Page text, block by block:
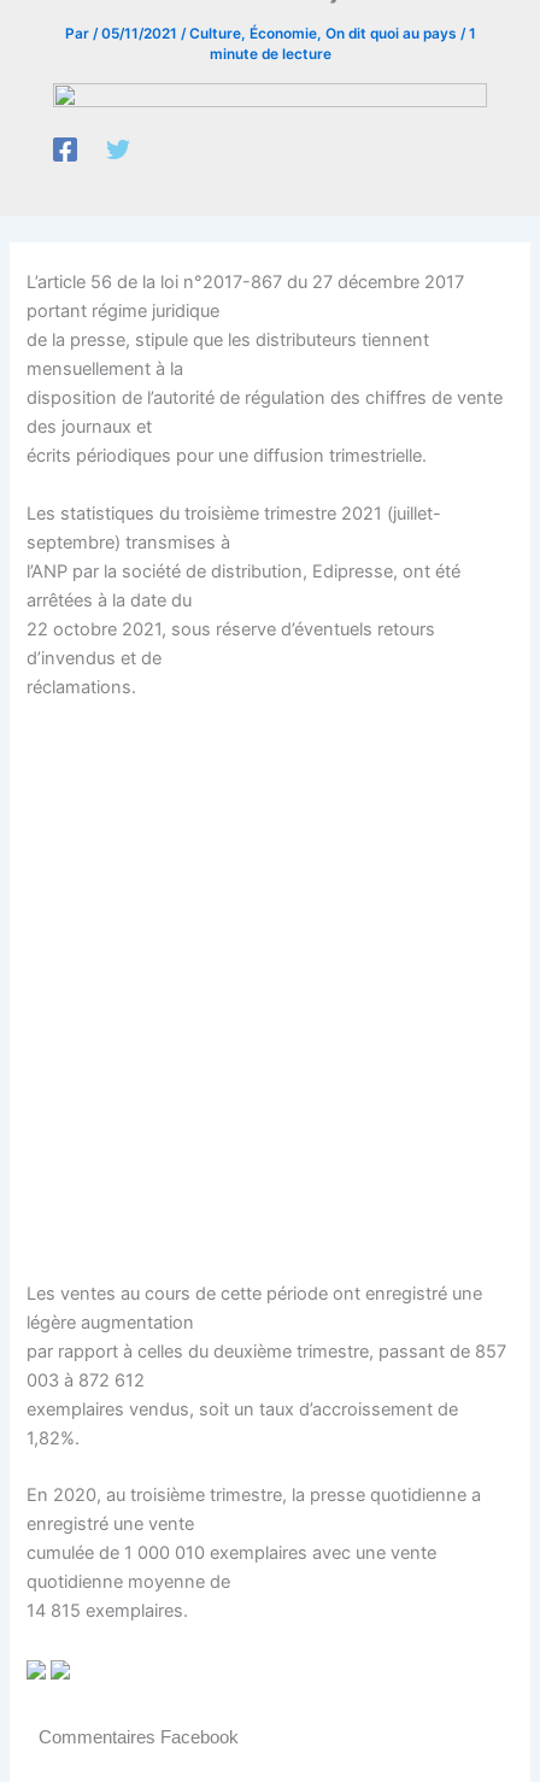
Par /05/11/2021 /Culture, Économie, On dit quoi au pays /1
minute de lecture
L’article 56 de la loi n°2017-867 du 27 décembre 2017
portant régime juridique
de la presse, stipule que les distributeurs tiennent
mensuellement à la
disposition de l’autorité de régulation des chiffres de vente
des journaux et
écrits périodiques pour une diffusion trimestrielle.
Les statistiques du troisième trimestre 2021 (juillet-
septembre) transmises à
l’ANP par la société de distribution, Edipresse, ont été
arrêtées à la date du
22 octobre 2021, sous réserve d’éventuels retours
d’invendus et de
réclamations.
Les ventes au cours de cette période ont enregistré une
légère augmentation
par rapport à celles du deuxième trimestre, passant de 857
003 à 872 612
exemplaires vendus, soit un taux d’accroissement de
1,82%.
En 2020, au troisième trimestre, la presse quotidienne a
enregistré une vente
cumulée de 1 000 010 exemplaires avec une vente
quotidienne moyenne de
14 815 exemplaires.
Commentaires Facebook